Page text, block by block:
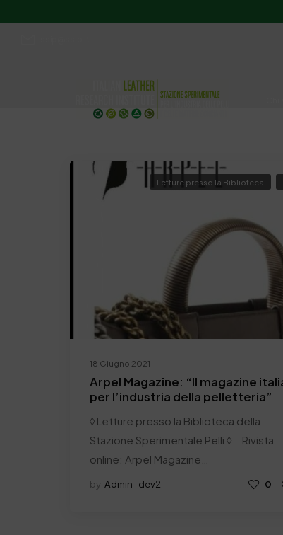
18 Giugno 2021
Letture presso la Biblioteca
Arpel Magazine: “Il magazine
per l’industria della pelletteria”
◊ Letture presso la Biblioteca della
Stazione Sperimentale Pelli ◊ Rivista
online: Arpel Magazine…
by Admin_dev2 0